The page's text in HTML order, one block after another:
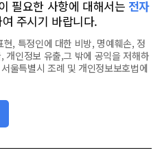
필요한 사항에 대해서는 전자
주시기 바랍니다.
, 특정인에 대한 비방, 명예훼손, 정
개인정보 유출,그 밖에 공익을 저해하
울특별시 조례 및 개인정보보호법에